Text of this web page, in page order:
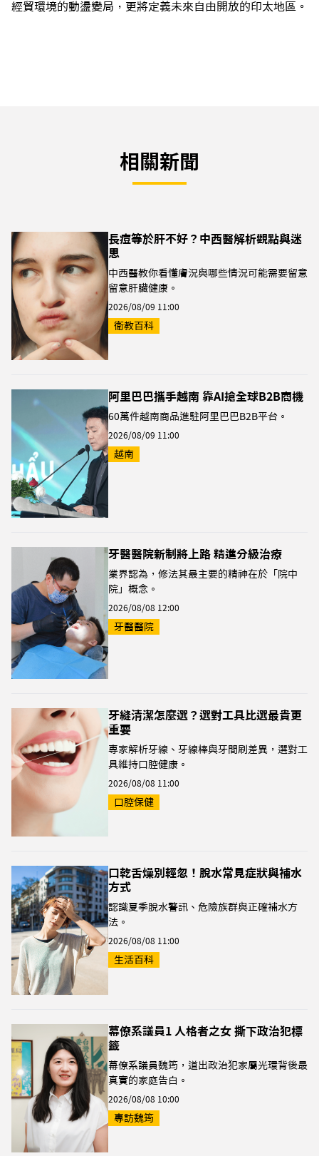
經貿環境的動盪變局，更將定義未來自由開放的印太地區。
相關新聞
長痘等於肝不好？中西醫解析觀點與迷
思
中西醫教你看懂膚況與哪些情況可能需要留意
留意肝臟健康。
2026/08/09 11:00
衛教百科
阿里巴巴攜手越南 靠AI搶全球B2B商機
60萬件越南商品進駐阿里巴巴B2B平台。
2026/08/09 11:00
越南
牙醫醫院新制將上路 精進分級治療
業界認為，修法其最主要的精神在於「院中
院」概念。
2026/08/08 12:00
牙醫醫院
牙縫清潔怎麼選？選對工具比選最貴更
重要
專家解析牙線、牙線棒與牙間刷差異，選對工
具維持口腔健康。
2026/08/08 11:00
口腔保健
口乾舌燥別輕忽！脫水常見症狀與補水
方式
認識夏季脫水警訊、危險族群與正確補水方
法。
2026/08/08 11:00
生活百科
幕僚系議員1 人格者之女 撕下政治犯標
籤
幕僚系議員魏筠，道出政治犯家屬光環背後最
真實的家庭告白。
2026/08/08 10:00
專訪魏筠